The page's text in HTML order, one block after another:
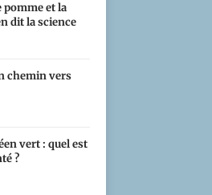
pomme et la
dit la science
chemin vers
vert : quel est
?